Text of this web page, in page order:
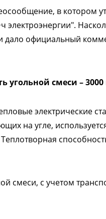
в котором
электроэнергии".
дало официальный
угольной смеси – 3000
электрические
на угле,
смеси, с учетом